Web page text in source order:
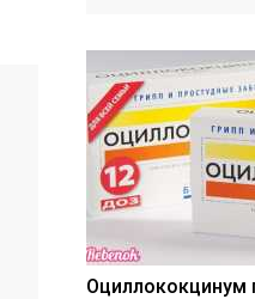
Оциллококцинум